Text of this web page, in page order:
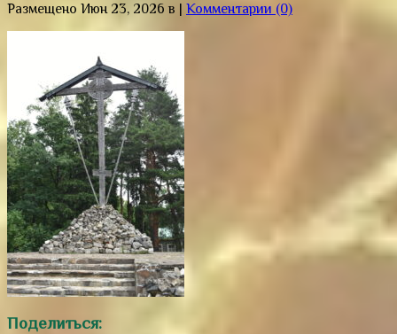
Размещено Июн 23, 2026 в | Комментарии (0)
Поделиться: